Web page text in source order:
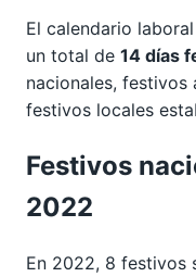
El calendario
un total de 14 días
nacionales,
festivos locales
Festivos
2022
En 2022, 8 festivos